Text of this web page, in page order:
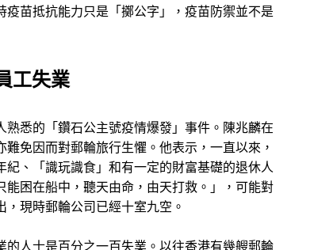
苗抵抗能力只是「擲公字」，疫苗防禦並不是
工失業
悉的「鑽石公主號疫情爆發」事件。陳兆麟在
免因而對郵輪旅行生懼。他表示，一直以來，
、「識玩識食」和有一定的財富基礎的退休人
困在船中，聽天由命，由天打救。」，可能對
現時郵輪公司已經十室九空。
人士是百分之一百失業。以往香港有幾艘郵輪